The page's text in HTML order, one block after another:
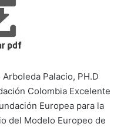
Palacio, PH.D
Colombia Excelente
Europea para la
del Modelo Europeo de